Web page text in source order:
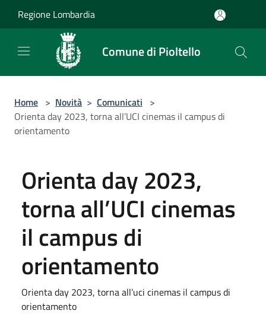
Regione Lombardia
Comune di Pioltello
Home > Novità > Comunicati >
Orienta day 2023, torna all’UCI cinemas il campus di
orientamento
Orienta day 2023,
torna all’UCI cinemas
il campus di
orientamento
Orienta day 2023, torna all’uci cinemas il campus di
orientamento